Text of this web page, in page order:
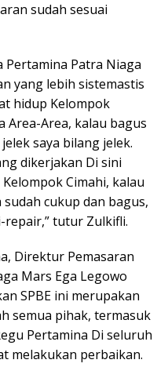
sudah sesuai
Pertamina Patra Niaga
yang lebih sistemastis
hidup Kelompok
Area-Area, kalau bagus
saya bilang jelek.
dikerjakan Di sini
Cimahi, kalau
cukup dan bagus,
repair,” tutur Zulkifli.
Direktur Pemasaran
Mars Ega Legowo
SPBE ini merupakan
semua pihak, termasuk
Pertamina Di seluruh
melakukan perbaikan.